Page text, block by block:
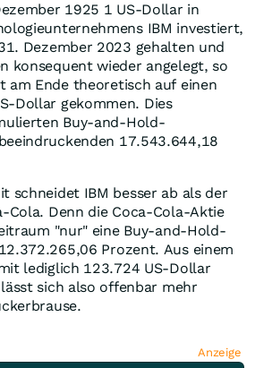
1925 1 US-Dollar in
IBM investiert,
Dezember 2023 gehalten und
konsequent wieder angelegt, so
am Ende theoretisch auf einen
Dollar gekommen. Dies
Buy-and-Hold-
17.543.644,18
schneidet IBM besser ab als der
Cola. Denn die Coca-Cola-Aktie
"nur" eine Buy-and-Hold-
Prozent. Aus einem
lediglich 123.724 US-Dollar
sich also offenbar mehr
Anzeige